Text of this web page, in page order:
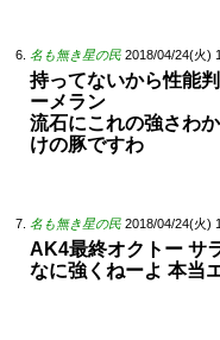
名も無き星の民 2018/04/24(火)
持ってないから性能
ーメラン
流石にこれの強さわ
けの豚ですわ
名も無き星の民 2018/04/24(火)
AK4最終オクトー サ
なに強くねーよ 本当